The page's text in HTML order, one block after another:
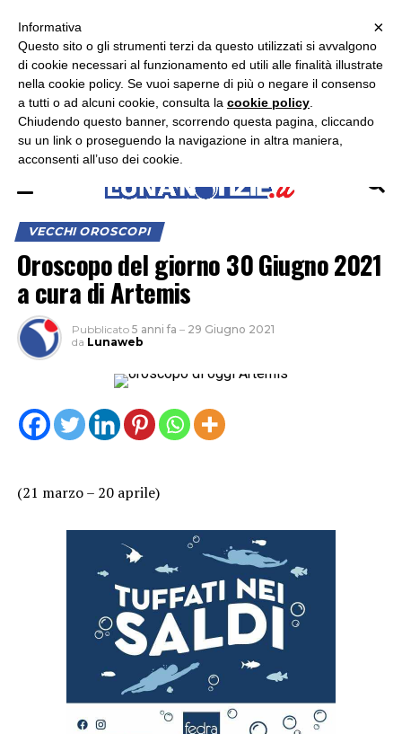
ASCOLTA RADIO LUNA
VECCHI OROSCOPI
Oroscopo del giorno 30 Giugno 2021
a cura di Artemis
Pubblicato 5 anni fa – 29 Giugno 2021
da Lunaweb
(21 marzo – 20 aprile)
×
Informativa
Questo sito o gli strumenti terzi da questo utilizzati si avvalgono
di cookie necessari al funzionamento ed utili alle finalità illustrate
nella cookie policy. Se vuoi saperne di più o negare il consenso
a tutti o ad alcuni cookie, consulta la cookie policy
Chiudendo questo banner, scorrendo questa pagina, cliccando
su un link o proseguendo la navigazione in altra maniera,
acconsenti all’uso dei cookie.